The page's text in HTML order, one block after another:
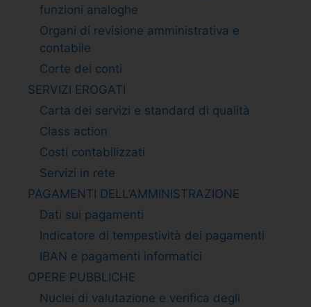
funzioni analoghe
Organi di revisione amministrativa e
contabile
Corte dei conti
SERVIZI EROGATI
Carta dei servizi e standard di qualità
Class action
Costi contabilizzati
Servizi in rete
PAGAMENTI DELL’AMMINISTRAZIONE
Dati sui pagamenti
Indicatore di tempestività dei pagamenti
IBAN e pagamenti informatici
OPERE PUBBLICHE
Nuclei di valutazione e verifica degli